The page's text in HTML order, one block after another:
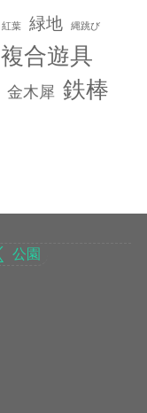
紅葉 緑地 縄跳び
複合遊具
金木犀 鉄棒
公園